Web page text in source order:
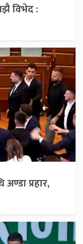
विभेद :
अण्डा प्रहार,